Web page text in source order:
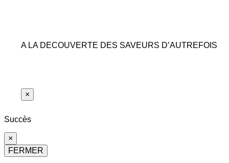
A LA DECOUVERTE DES SAVEURS D’AUTREFOIS
×
Succès
×
FERMER